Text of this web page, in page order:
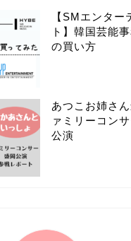
【SMエンター
ト】韓国芸能
の買い方
あつこお姉さ
ァミリーコン
公演